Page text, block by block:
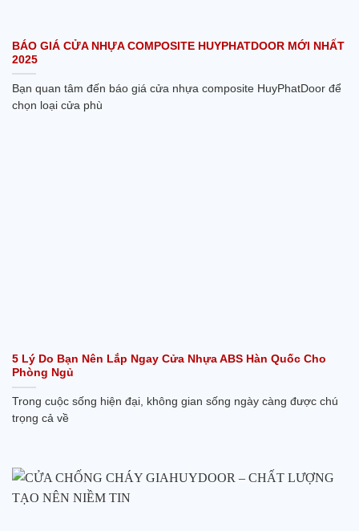
BÁO GIÁ CỬA NHỰA COMPOSITE HUYPHATDOOR MỚI NHẤT
2025
Bạn quan tâm đến báo giá cửa nhựa composite HuyPhatDoor để
chọn loại cửa phù
5 Lý Do Bạn Nên Lắp Ngay Cửa Nhựa ABS Hàn Quốc Cho
Phòng Ngủ
Trong cuộc sống hiện đại, không gian sống ngày càng được chú
trọng cả về